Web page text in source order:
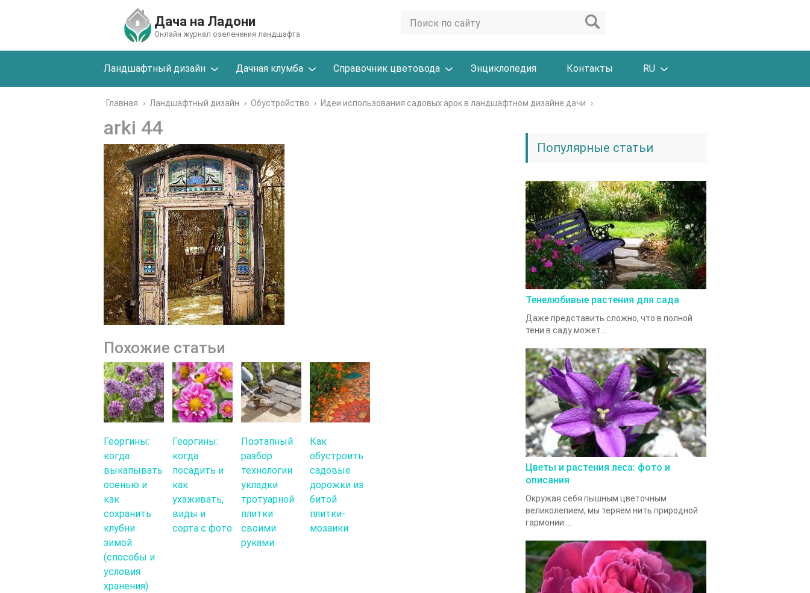
Дача на Ладони
Онлайн журнал озеленения ландшафта
Ландшафтный дизайн Дачная клумба Справочник цветовода Энциклопедия Контакты RU
Главная › Ландшафтный дизайн › Обустройство › Идеи использования садовых арок в ландшафтном дизайне дачи ›
arki 44
Похожие статьи
Георгины:
когда
выкапывать
осенью и
как
сохранить
клубни
зимой
(способы и
условия
хранения)
Георгины:
когда
посадить и
как
ухаживать,
виды и
сорта с фото
Поэтапный
разбор
технологии
укладки
тротуарной
плитки
своими
руками
Как
обустроить
садовые
дорожки из
битой
плитки-
мозаики
Популярные статьи
Тенелюбивые растения для сада
Даже представить сложно, что в полной
тени в саду может...
Цветы и растения леса: фото и
описания
Окружая себя пышным цветочным
великолепием, мы теряем нить природной
гармонии....